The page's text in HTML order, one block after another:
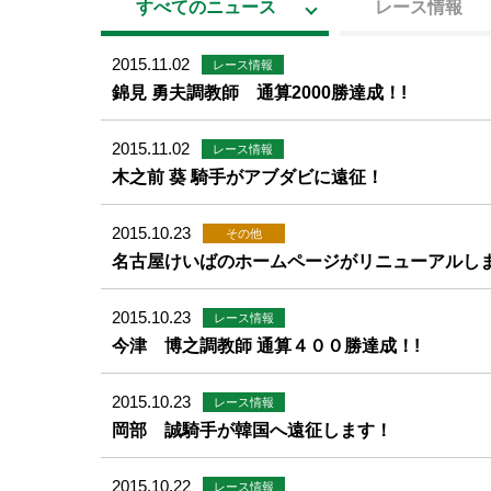
すべてのニュース レース情報
2015.11.02 レース情報
錦見 勇夫調教師 通算2000勝達成！!
2015.11.02 レース情報
木之前 葵 騎手がアブダビに遠征！
2015.10.23 その他
名古屋けいばのホームページがリニューアルし
2015.10.23 レース情報
今津 博之調教師 通算４００勝達成！!
2015.10.23 レース情報
岡部 誠騎手が韓国へ遠征します！
2015.10.22 レース情報